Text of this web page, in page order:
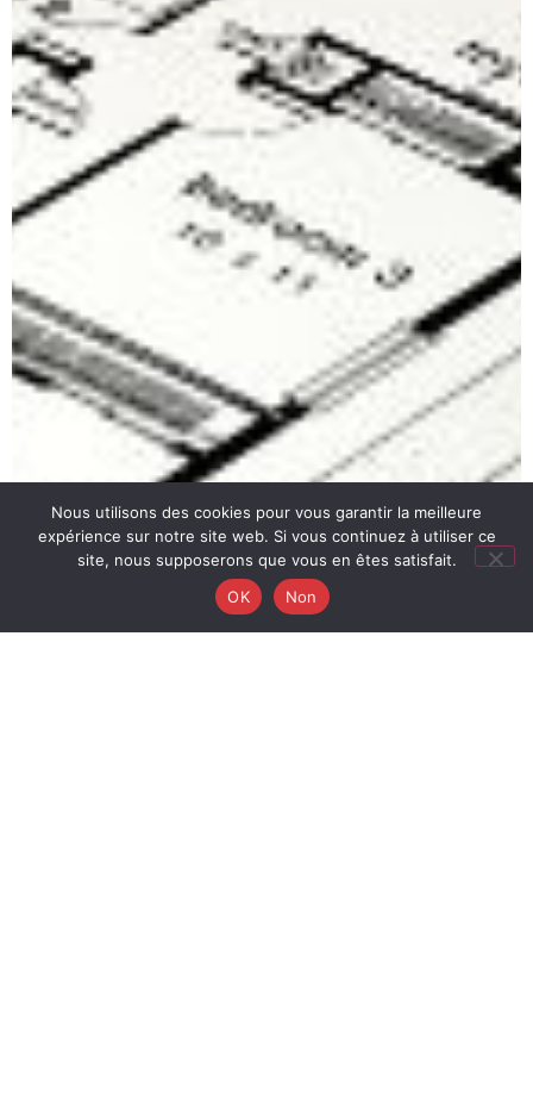
Nous utilisons des cookies pour vous garantir la meilleure
expérience sur notre site web. Si vous continuez à utiliser ce
site, nous supposerons que vous en êtes satisfait.
OK
Non